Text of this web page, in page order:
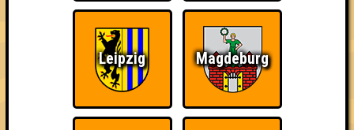
über 100 Teams
17.01.2012 von
Leipzig Magdeburg